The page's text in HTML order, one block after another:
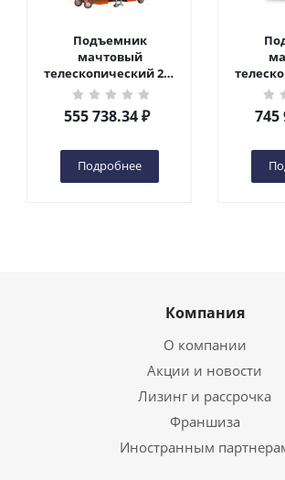
Подъемник
мачтовый
телескопический 200
кг 6 м TOR GTWY6-200S
DC 2-мачтовый
(автономный) (G) в
555 738.34₽
Подробнее
кг 10 м
200S
745
Компания
О компании
Акции и новости
Лизинг и рассрочка
Франшиза
Иностранным